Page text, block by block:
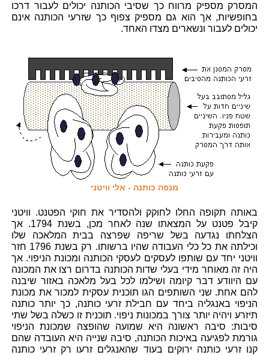
המסרק מספיק מרווח כך שסיבי הכותנה יכולים לעבור דרכו
בחופשיות, אך הוא גם מספיק צפוף כך שזרעי הכותנה אינם
יכולים לעבור ונשארים מצדו האחד.
מנפה כותנה - אלי וויטני
באותה תקופה החלו לחוקק ולהסדיר את חוקי הפטנט. וויטני
קיבל פטנט על המצאתו שנה לאחר מכן, בשנת 1794. אך
הצלחתו נגדעה בשל שריפה שפרצה בבית המלאכה שלו
וכילתה את כל כלי העבודה שהיו ברשותו. רק בשנת 1796 חזר
וויטני יחד עם שותפו לעסקים לעסקי הכותנה ומכונת הניפוי. אך
היה זה מאוחר מידי בעלי שדות הכותנה בדרום רצו את המכונה
עם היוודע דבר קיומה ושילמו לכל בעל מלאכה באזור שיבנה
להם אחת. שני השותפים הגו תוכנית עסקית למכור את מכונת
הניפוי באנגליה ביחד עם חבילת זרעי כותנה, כך יותר כותנה
תיזרע ויהיה יותר צורך במכונות ניפוי. תוכנית זו כשלה בשל שתי
סיבות: סיבה ראשונה היא שמועה שהופצה שמכונת הניפוי
גורמת לפגיעה באיכות הכותנה, סיבה שנייה היא העובדה שהם
קנו זרעי כותנה ירוקים בעוד שהאנגלים זרעו רק זרעי כותנה